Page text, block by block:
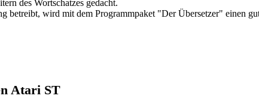
des Wortschatzes gedacht.
betreibt, wird mit dem Programmpaket "Der Übersetzer" einen
Atari ST